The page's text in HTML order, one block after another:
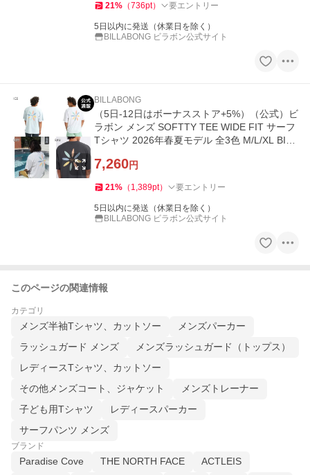
21% （736pt） 要エントリー
5日以内に発送（休業日を除く）
BILLABONG ビラボン公式サイト
BILLABONG
（5日-12日はボーナスストア+5%）（公式）ビ
ラボン メンズ SOFTTY TEE WIDE FIT サーフ
Tシャツ 2026年春夏モデル 全3色 M/L/XL BILL
7,260円
21% （ 1,389pt） 要エントリー
5日以内に発送（休業日を除く）
BILLABONG ビラボン公式サイト
このページの関連情報
カテゴリ
メンズ半袖Tシャツ、カットソー
メンズパーカー
ラッシュガード メンズ
メンズラッシュガード（トップス）
レディースTシャツ、カットソー
その他メンズコート、ジャケット
メンズトレーナー
子ども用Tシャツ
レディースパーカー
サーフパンツ メンズ
ブランド
Paradise Cove THE NORTH FACE
ACTLEIS